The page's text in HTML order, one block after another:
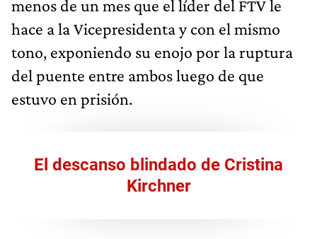
menos de un mes que el líder del FTV le
hace a la Vicepresidenta y con el mismo
tono, exponiendo su enojo por la ruptura
del puente entre ambos luego de que
estuvo en prisión.
El descanso blindado de Cristina
Kirchner